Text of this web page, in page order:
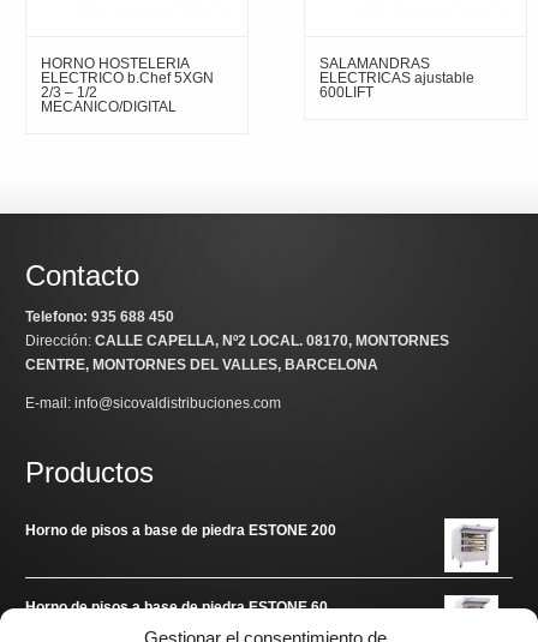
Gestionar el consentimiento de
HORNO HOSTELERIA
ELECTRICO b.Chef 5XGN
2/3 – 1/2
MECANICO/DIGITAL
SALAMANDRAS
ELECTRICAS ajustable
600LIFT
Contacto
Telefono: 935 688 450
Dirección:CALLE CAPELLA, Nº2 LOCAL. 08170, MONTORNES
CENTRE, MONTORNES DEL VALLES, BARCELONA
E-mail: info@sicovaldistribuciones.com
Productos
Horno de pisos a base de piedra ESTONE 200
Horno de pisos a base de piedra ESTONE 60